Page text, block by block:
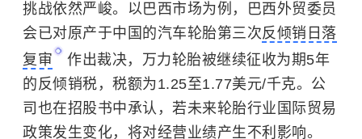
挑战依然严峻。以巴西市场为例，巴西外贸委员
会已对原产于中国的汽车轮胎第三次反倾销日落
复审
作出裁决，万力轮胎被继续征收为期5年
的反倾销税，税额为1.25至1.77美元/千克。公
司也在招股书中承认，若未来轮胎行业国际贸易
政策发生变化，将对经营业绩产生不利影响。